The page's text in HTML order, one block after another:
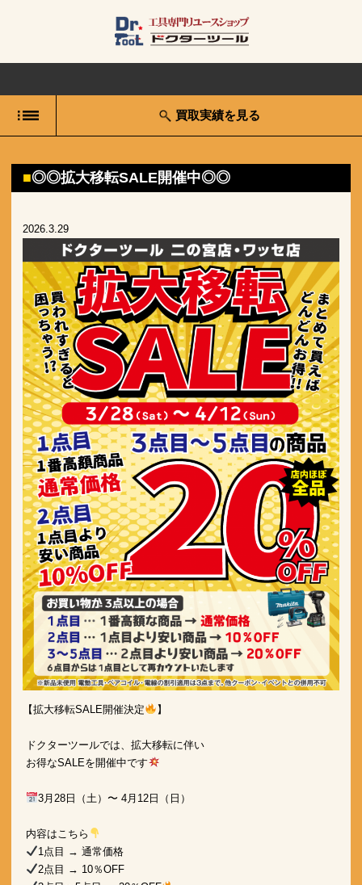
買取実績を見る
◎◎拡大移転SALE開催中◎◎
2026.3.29
【拡大移転SALE開催決定 】
ドクターツールでは、拡大移転に伴い
お得なSALEを開催中です
3月28日（土）〜 4月12日（日）
内容はこちら
1点目 → 通常価格
2点目 → 10％OFF